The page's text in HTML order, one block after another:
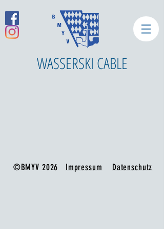
WASSERSKI CABLE
©BMYV 2026 Impressum Datenschutz